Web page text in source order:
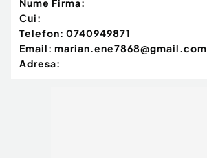
Nume Firma:
Cui:
Telefon: 0740949871
Email: marian.ene7868@gmail.com
Adresa: